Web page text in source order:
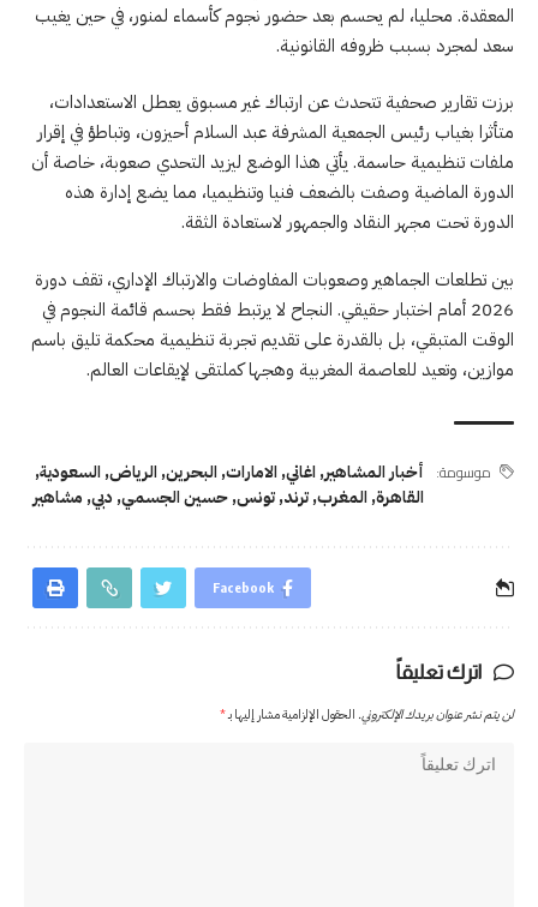
المعقدة. محليا، لم يحسم بعد حضور نجوم كأسماء لمنور، في حين يغيب
سعد لمجرد بسبب ظروفه القانونية.
برزت تقارير صحفية تتحدث عن ارتباك غير مسبوق يعطل الاستعدادات،
متأثرا بغياب رئيس الجمعية المشرفة عبد السلام أحيزون، وتباطؤ في إقرار
ملفات تنظيمية حاسمة. يأتي هذا الوضع ليزيد التحدي صعوبة، خاصة أن
الدورة الماضية وصفت بالضعف فنيا وتنظيميا، مما يضع إدارة هذه
الدورة تحت مجهر النقاد والجمهور لاستعادة الثقة.
بين تطلعات الجماهير وصعوبات المفاوضات والارتباك الإداري، تقف دورة
2026 أمام اختبار حقيقي. النجاح لا يرتبط فقط بحسم قائمة النجوم في
الوقت المتبقي، بل بالقدرة على تقديم تجربة تنظيمية محكمة تليق باسم
موازين، وتعيد للعاصمة المغربية وهجها كملتقى لإيقاعات العالم.
موسومة: أخبار المشاهير,اغاني,الامارات,البحرين,الرياض,السعودية,
القاهرة,المغرب,ترند,تونس,حسين الجسمي, دبي, مشاهير
Facebook
اترك تعليقاً
لن يتم نشر عنوان بريدك الإلكتروني. الحقول الإلزامية مشار إليها بـ*